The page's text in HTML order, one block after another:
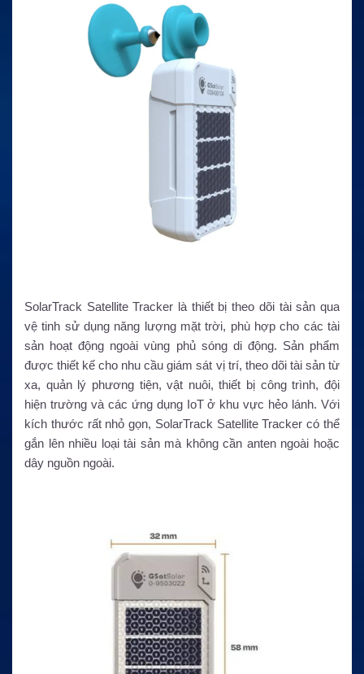
SolarTrack Satellite Tracker là thiết bị theo dõi tài sản qua
vệ tinh sử dụng năng lượng mặt trời, phù hợp cho các tài
sản hoạt động ngoài vùng phủ sóng di động. Sản phẩm
được thiết kế cho nhu cầu giám sát vị trí, theo dõi tài sản từ
xa, quản lý phương tiện, vật nuôi, thiết bị công trình, đội
hiện trường và các ứng dụng IoT ở khu vực hẻo lánh. Với
kích thước rất nhỏ gọn, SolarTrack Satellite Tracker có thể
gắn lên nhiều loại tài sản mà không cần anten ngoài hoặc
dây nguồn ngoài.